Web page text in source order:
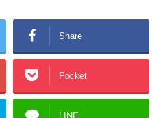
Share
Pocket
LINE